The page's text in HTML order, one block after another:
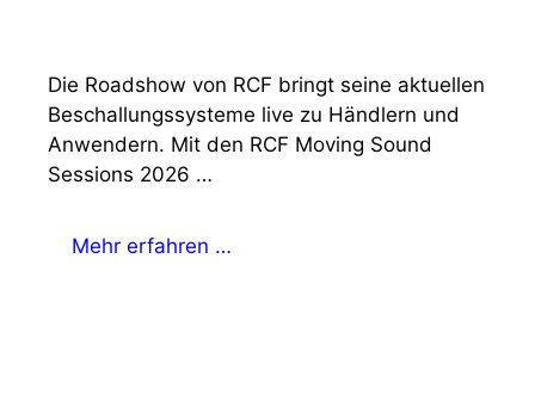
Die Roadshow von RCF bringt seine aktuellen
Beschallungssysteme live zu Händlern und
Anwendern. Mit den RCF Moving Sound
Sessions 2026 …
Mehr erfahren …